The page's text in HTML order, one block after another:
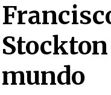
mundo